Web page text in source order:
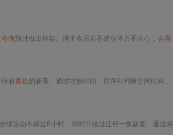
今晚预计做出框架。博主表示若不是身体力不从心，会喜
有喜欢的新番。通过转换时间、排序和判断空闲时间，
续活动不超过B小时，同时不错过任何一集新番。通过将